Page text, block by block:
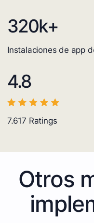
320k+
Instalaciones de app
4.8
7.617 Ratings
Otros